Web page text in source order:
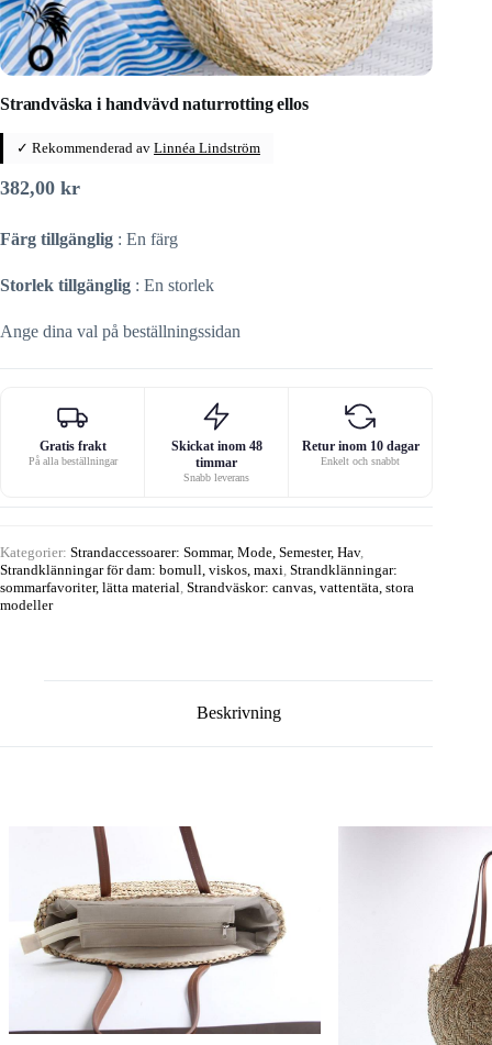
Strandväska i handvävd naturrotting ellos
✓ Rekommenderad av Linnéa Lindström
382,00 kr
Färg tillgänglig : En färg
Storlek tillgänglig : En storlek
Ange dina val på beställningssidan
Gratis frakt
På alla beställningar
Skickat inom 48
timmar
Snabb leverans
Retur inom 10 dagar
Enkelt och snabbt
Kategorier: Strandaccessoarer: Sommar, Mode, Semester, Hav,
Strandklänningar för dam: bomull, viskos, maxi Strandklänningar:
sommarfavoriter, lätta material Strandväskor: canvas, vattentäta, stora
modeller
Beskrivning